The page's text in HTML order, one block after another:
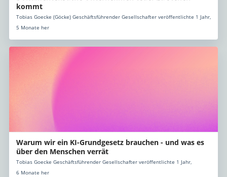
kommt
Tobias Goecke (Göcke) Geschäftsführender Gesellschafter veröffentlichte 1 Jahr,
5 Monate her
Warum wir ein KI-Grundgesetz brauchen - und was es
über den Menschen verrät
Tobias Goecke Geschäftsführender Gesellschafter veröffentlichte 1 Jahr,
6 Monate her